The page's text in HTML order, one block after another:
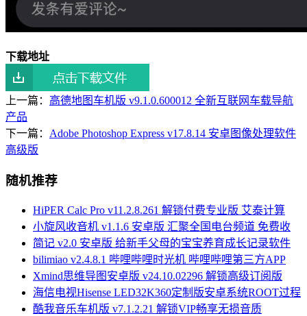
下载地址
上一篇： 高德地图车机版 v9.1.0.600012 全新互联网车载导航
产品
下一篇： Adobe Photoshop Express v17.8.14 安卓图像处理软件
高级版
随机推荐
HiPER Calc Pro v11.2.8.261 解锁付费专业版 艾泰计算
小旋风收音机 v1.1.6 安卓版 汇聚全国电台频道 免费收
简记 v2.0 安卓版 给新手父母的宝宝养育成长记录软件
bilimiao v2.4.8.1 哔哩哔哩时光机 哔哩哔哩第三方APP
Xmind思维导图安卓版 v24.10.02296 解锁高级订阅版
海信电视Hisense LED32K360定制版安卓系统ROOT过程
酷我音乐车机版 v7.1.2.21 解锁VIP畅享无损音质